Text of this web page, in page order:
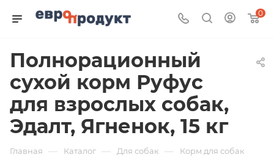
0
Полнорационный
сухой корм Руфус
для взрослых собак,
Эдалт, Ягненок, 15 кг
Главная — Каталог — Для собак — Корм для собак